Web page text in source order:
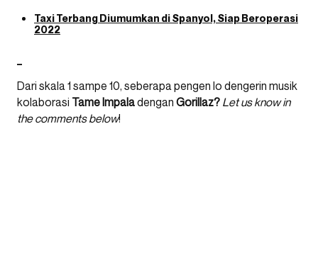
Taxi Terbang Diumumkan di Spanyol, Siap Beroperasi
2022
–
Dari skala 1 sampe 10, seberapa pengen lo dengerin musik
kolaborasi Tame Impaladengan Gorillaz? Let us know in
the comments below!